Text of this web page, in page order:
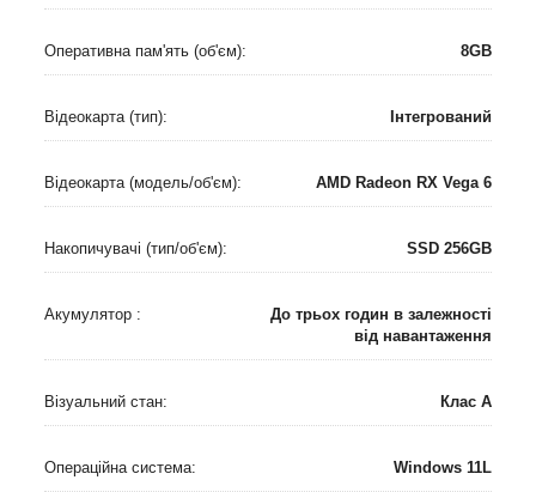
Оперативна пам'ять (об'єм): 8GB
Відеокарта (тип): Інтегрований
Відеокарта (модель/об'єм): AMD Radeon RX Vega 6
Накопичувачі (тип/об'єм): SSD 256GB
Акумулятор :
До трьох годин в залежності
від навантаження
Візуальний стан: Клас A
Операційна система: Windows 11L